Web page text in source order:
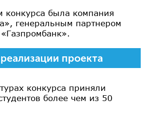
конкурса была компания
генеральным партнером
проекта
конкурса приняли
более чем из 50